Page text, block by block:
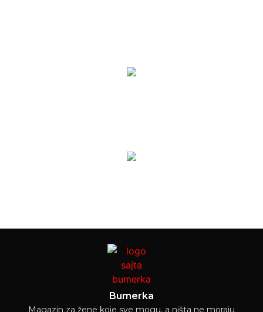
Bumerka
Magazin za žene koje sve mogu, a ništa ne moraju